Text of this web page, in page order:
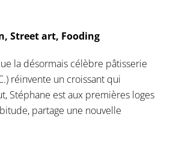
Street art, Fooding
la désormais célèbre pâtisserie
réinvente un croissant qui
Stéphane est aux premières loges
partage une nouvelle